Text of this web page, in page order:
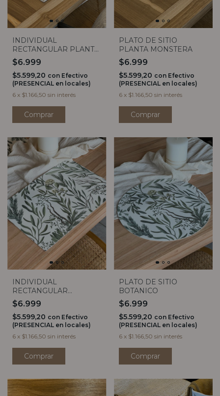
INDIVIDUAL
RECTANGULAR PLANTA
MONSTERA
$6.999
$5.599,20 con Efectivo
(PRESENCIAL en locales)
6 x $1.166,50 sin interés
PLATO DE SITIO
PLANTA MONSTERA
$6.999
$5.599,20 con Efectivo
(PRESENCIAL en locales)
6 x $1.166,50 sin interés
INDIVIDUAL
RECTANGULAR
BOTANICO
$6.999
$5.599,20 con Efectivo
(PRESENCIAL en locales)
6 x $1.166,50 sin interés
PLATO DE SITIO
BOTANICO
$6.999
$5.599,20 con Efectivo
(PRESENCIAL en locales)
6 x $1.166,50 sin interés